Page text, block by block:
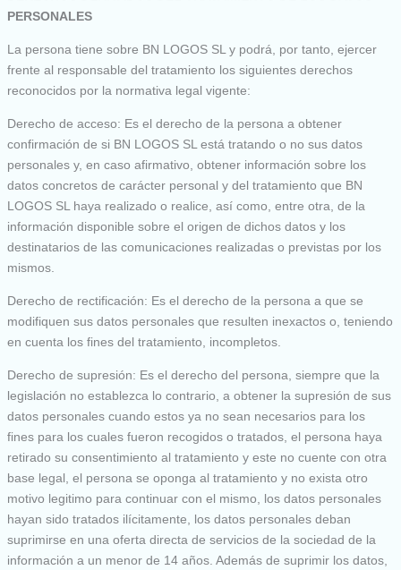
PERSONALES
La persona tiene sobre BN LOGOS SL y podrá, por tanto, ejercer
frente al responsable del tratamiento los siguientes derechos
reconocidos por la normativa legal vigente:
Derecho de acceso: Es el derecho de la persona a obtener
confirmación de si BN LOGOS SL está tratando o no sus datos
personales y, en caso afirmativo, obtener información sobre los
datos concretos de carácter personal y del tratamiento que BN
LOGOS SL haya realizado o realice, así como, entre otra, de la
información disponible sobre el origen de dichos datos y los
destinatarios de las comunicaciones realizadas o previstas por los
mismos.
Derecho de rectificación: Es el derecho de la persona a que se
modifiquen sus datos personales que resulten inexactos o, teniendo
en cuenta los fines del tratamiento, incompletos.
Derecho de supresión: Es el derecho del persona, siempre que la
legislación no establezca lo contrario, a obtener la supresión de sus
datos personales cuando estos ya no sean necesarios para los
fines para los cuales fueron recogidos o tratados, el persona haya
retirado su consentimiento al tratamiento y este no cuente con otra
base legal, el persona se oponga al tratamiento y no exista otro
motivo legitimo para continuar con el mismo, los datos personales
hayan sido tratados ilícitamente, los datos personales deban
suprimirse en una oferta directa de servicios de la sociedad de la
información a un menor de 14 años. Además de suprimir los datos,